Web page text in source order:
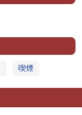
喫煙